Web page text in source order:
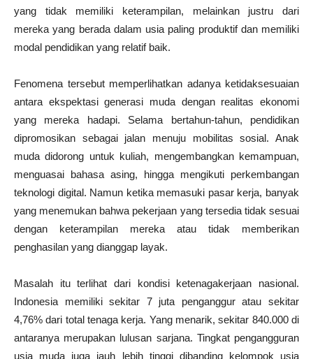
yang tidak memiliki keterampilan, melainkan justru dari
mereka yang berada dalam usia paling produktif dan memiliki
modal pendidikan yang relatif baik.
Fenomena tersebut memperlihatkan adanya ketidaksesuaian
antara ekspektasi generasi muda dengan realitas ekonomi
yang mereka hadapi. Selama bertahun-tahun, pendidikan
dipromosikan sebagai jalan menuju mobilitas sosial. Anak
muda didorong untuk kuliah, mengembangkan kemampuan,
menguasai bahasa asing, hingga mengikuti perkembangan
teknologi digital. Namun ketika memasuki pasar kerja, banyak
yang menemukan bahwa pekerjaan yang tersedia tidak sesuai
dengan keterampilan mereka atau tidak memberikan
penghasilan yang dianggap layak.
Masalah itu terlihat dari kondisi ketenagakerjaan nasional.
Indonesia memiliki sekitar 7 juta penganggur atau sekitar
4,76% dari total tenaga kerja. Yang menarik, sekitar 840.000 di
antaranya merupakan lulusan sarjana. Tingkat pengangguran
usia muda juga jauh lebih tinggi dibanding kelompok usia